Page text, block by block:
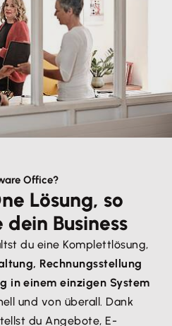
Office?
Lösung, so
Business
du eine Komplettlösung,
Rechnungsstellung
in einem einzigen System
und von überall. Dank
du Angebote, E-